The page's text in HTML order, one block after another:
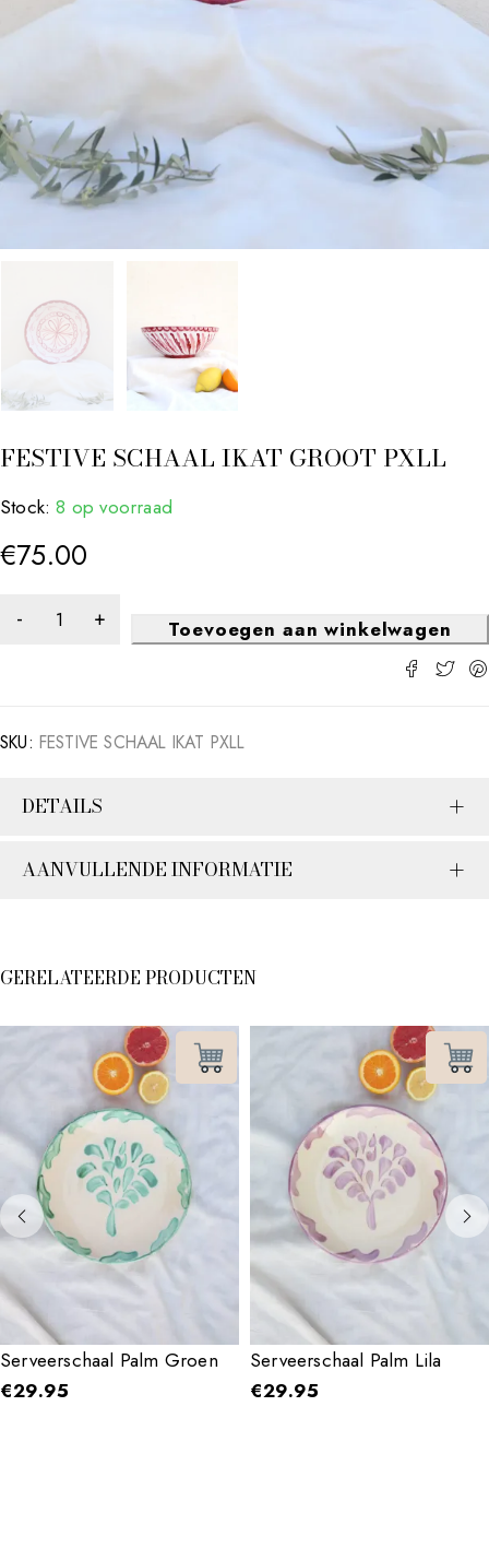
FESTIVE SCHAAL IKAT GROOT PXLL
Stock: 8 op voorraad
€75.00
Toevoegen aan winkelwagen
SKU: FESTIVE SCHAAL IKAT PXLL
DETAILS
AANVULLENDE INFORMATIE
GERELATEERDE PRODUCTEN
Serveerschaal Palm Groen
€29.95
Serveerschaal Palm Lila
€29.95